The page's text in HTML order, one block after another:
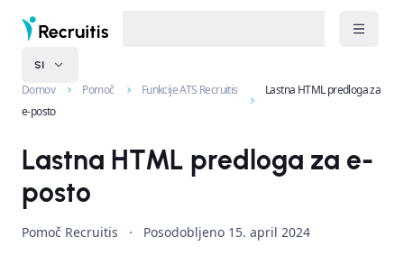
SI
Domov Pomoč Funkcije ATS Recruitis
Lastna HTML predloga za
e-posto
Lastna HTML predloga za e-
posto
Pomoč Recruitis · Posodobljeno 15. april 2024